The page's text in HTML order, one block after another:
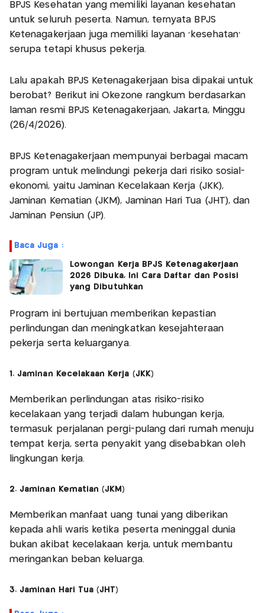
BPJS Kesehatan yang memiliki layanan kesehatan
untuk seluruh peserta. Namun, ternyata BPJS
Ketenagakerjaan juga memiliki layanan 'kesehatan'
serupa tetapi khusus pekerja.
Lalu apakah BPJS Ketenagakerjaan bisa dipakai untuk
berobat? Berikut ini Okezone rangkum berdasarkan
laman resmi BPJS Ketenagakerjaan, Jakarta, Minggu
(26/4/2026).
BPJS Ketenagakerjaan mempunyai berbagai macam
program untuk melindungi pekerja dari risiko sosial-
ekonomi, yaitu Jaminan Kecelakaan Kerja (JKK),
Jaminan Kematian (JKM), Jaminan Hari Tua (JHT), dan
Jaminan Pensiun (JP).
Baca Juga :
Lowongan Kerja BPJS Ketenagakerjaan
2026 Dibuka, Ini Cara Daftar dan Posisi
yang Dibutuhkan
Program ini bertujuan memberikan kepastian
perlindungan dan meningkatkan kesejahteraan
pekerja serta keluarganya.
1. Jaminan Kecelakaan Kerja (JKK)
Memberikan perlindungan atas risiko-risiko
kecelakaan yang terjadi dalam hubungan kerja,
termasuk perjalanan pergi-pulang dari rumah menuju
tempat kerja, serta penyakit yang disebabkan oleh
lingkungan kerja.
2. Jaminan Kematian (JKM)
Memberikan manfaat uang tunai yang diberikan
kepada ahli waris ketika peserta meninggal dunia
bukan akibat kecelakaan kerja, untuk membantu
meringankan beban keluarga.
3. Jaminan Hari Tua (JHT)